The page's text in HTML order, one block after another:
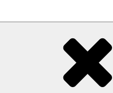
what you see.